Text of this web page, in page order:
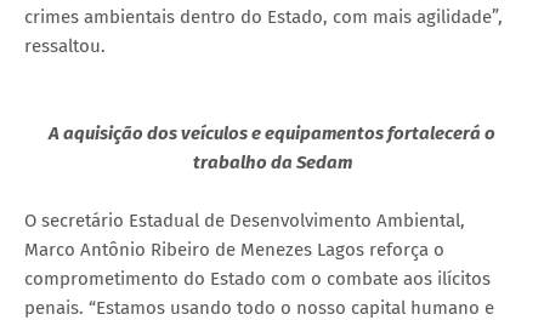
crimes ambientais dentro do Estado, com mais agilidade”,
ressaltou.
A aquisição dos veículos e equipamentos fortalecerá o
trabalho da Sedam
O secretário Estadual de Desenvolvimento Ambiental,
Marco Antônio Ribeiro de Menezes Lagos reforça o
comprometimento do Estado com o combate aos ilícitos
penais. “Estamos usando todo o nosso capital humano e